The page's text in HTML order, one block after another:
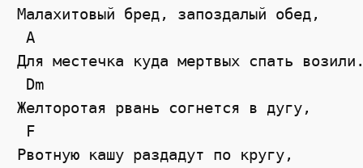
Малахитовый бред, запоздалый обед,
A
Для местечка куда мертвых спать
Dm
Желторотая рвань согнется в дугу,
F
Рвотную кашу раздадут по кругу,